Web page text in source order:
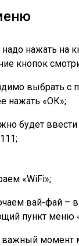
нажать на
кнопок
выбрать с
нажать «ОК»;
будет
«WiFi»;
вай-фай –
пункт меню
важный момент